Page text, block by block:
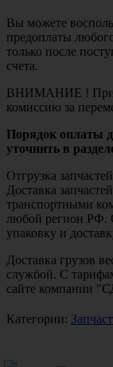
Вы можете
предоплаты
только после
счета.
ВНИМАНИЕ ! При
комиссию за
Порядок оплаты
уточнить в
Отгрузка
Доставка
транспортными
любой регион РФ.
упаковку и
Доставка грузов
службой. С
сайте компании
Категории: